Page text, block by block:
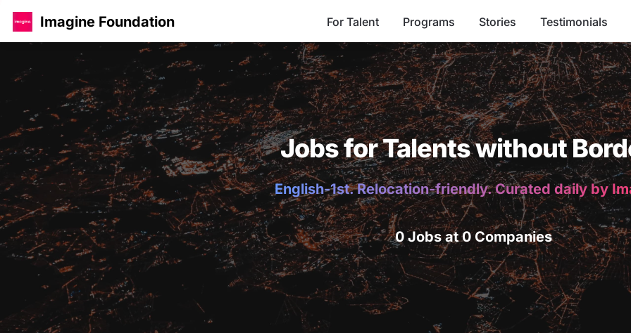
Imagine Foundation For Talent Programs Stories Testimonials
Jobs for Talents without
English-1st. Relocation-friendly. Curated daily by
0 Jobs at 0 Companies